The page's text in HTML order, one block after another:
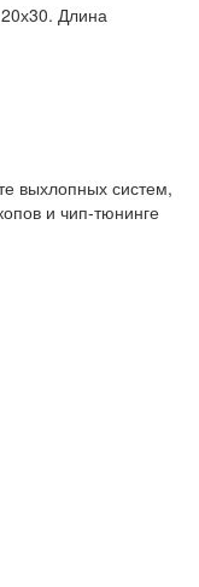
Длина
выхлопных систем,
и чип-тюнинге